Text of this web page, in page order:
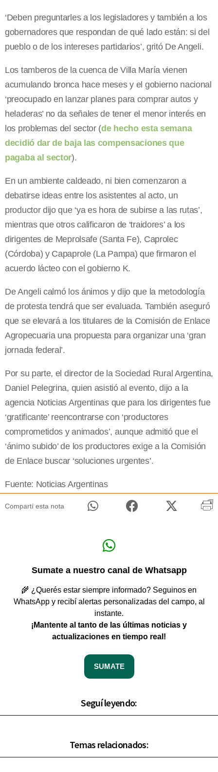
‘Deben preguntarles a los legisladores y también a los
gobernadores que respondan de qué lado están: si del
pueblo o de los intereses partidarios’, gritó De Angeli.
Los tamberos de la cuenca de Villa María vienen
acumulando bronca hace meses y el gobierno nacional
‘preocupado en lanzar planes para comprar autos y
heladeras’ no da señales de tener el menor interés en
los problemas del sector (de hecho esta semana
decidió dar de baja las compensaciones que
pagaba al sector).
En un ambiente caldeado, ni bien comenzaron a
debatirse ideas entre los asistentes al acto, un
productor dijo que ‘ya es hora de subirse a las rutas’,
mientras que otros calificaron de ‘traidores’ a los
dirigentes de Meprolsafe (Santa Fe), Caprolec
(Córdoba) y Capaprole (La Pampa) que firmaron el
acuerdo lácteo con el gobierno K.
De Angeli calmó los ánimos y dijo que la metodología
de protesta tendrá que ser evaluada. También aseguró
que se elevará a los titulares de la Comisión de Enlace
Agropecuaria una propuesta para organizar una ‘gran
jornada federal’.
Por su parte, el director de la Sociedad Rural Argentina,
Daniel Pelegrina, quien asistió al evento, dijo a la
agencia Noticias Argentinas que para los dirigentes fue
‘gratificante’ reencontrarse con ‘productores
comprometidos y animados’, aunque admitió que el
‘ánimo subido’ de los productores exige a la Comisión
de Enlace buscar ‘soluciones urgentes’.
Fuente: Noticias Argentinas
Compartí esta nota
Sumate a nuestro canal de Whatsapp
🌾 ¿Querés estar siempre informado? Seguinos en
WhatsApp y recibí alertas personalizadas del campo, al
instante.
¡Mantente al tanto de las últimas noticias y
actualizaciones en tiempo real!
SUMATE
Seguí leyendo:
Temas relacionados: